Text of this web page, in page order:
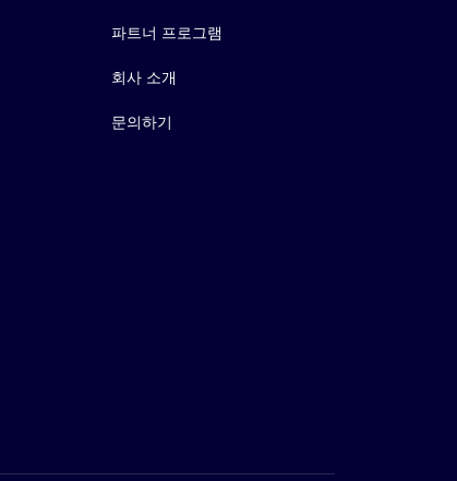
파트너 프로그램
회사 소개
문의하기